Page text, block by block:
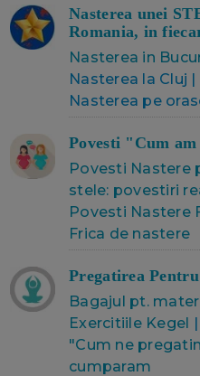
Nasterea unei
Romania, in
Nasterea in
Nasterea la Cluj
Nasterea pe
Povesti "Cum
Povesti Nastere
stele: povestiri
Povesti Nastere
Frica de nastere
Pregatirea
Bagajul pt.
Exercitiile Kegel |
"Cum ne
cumparam